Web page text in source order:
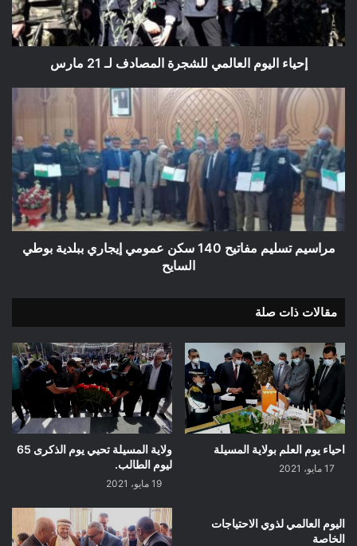
21
مارس
إحياء اليوم العالمي للشجرة المصادف لـ 21 مارس
مراسيم
مفاتيح
140
سكن
عمومي
إيجاري
ببلدية
بوطي
السايح
مراسيم تسليم مفاتيح 140 سكن عمومي إيجاري ببلدية بوطي
السايح
مقالات ذات صلة
احياء يوم العلم بولاية المسيلة
17 مايو، 2021
ولاية المسيلة تحيي يوم الذكرى 65
ليوم الطالب.
19 مايو، 2021
اليوم العالمي لذوي الاحتياجات
الخاصة